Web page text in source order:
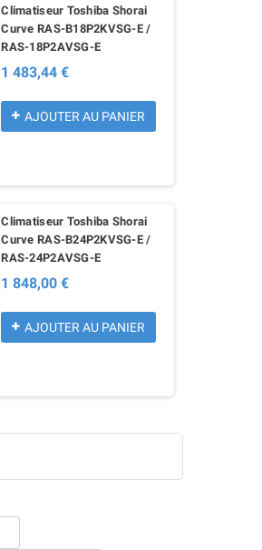
Climatiseur Toshiba Shorai
Curve RAS-B18P2KVSG-E /
RAS-18P2AVSG-E
1 483,44 €
AJOUTER AU PANIER
Climatiseur Toshiba Shorai
Curve RAS-B24P2KVSG-E /
RAS-24P2AVSG-E
1 848,00 €
AJOUTER AU PANIER